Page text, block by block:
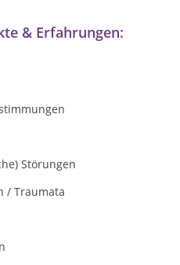
& Erfahrungen:
Störungen
/ Traumata